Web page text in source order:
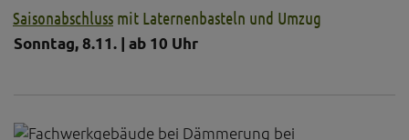
Saisonabschluss mit Laternenbasteln und Umzug
Sonntag, 8.11. | ab 10 Uhr